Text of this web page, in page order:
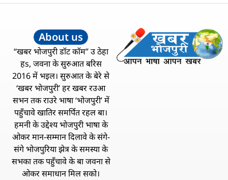
About us
“खबर भोजपुरी डॉट कॉम” उ ठेहा
हs, जवना के सुरुआत बरिस
2016 में भइल। सुरुआत के बेरे से
‘खबर भोजपुरी’ हर खबर रउआ
सभन तक राउरे भाषा ‘भोजपुरी’ में
पहुँचावे खातिर समर्पित रहल बा।
हमनी के उद्देश्य भोजपुरी भाषा के
ओकर मान-सम्मान दिलावे के संगे-
संगे भोजपुरिया झेत्र के समस्या के
सभका तक पहुँचावे के बा जवना से
ओकर समाधान मिल सको।